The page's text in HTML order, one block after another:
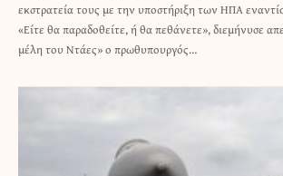
εκστρατεία τους με την υποστήριξη των ΗΠΑ
«Είτε θα παραδοθείτε, ή θα πεθάνετε», διεμήνυσε
μέλη του Ντάες» ο πρωθυπουργός…